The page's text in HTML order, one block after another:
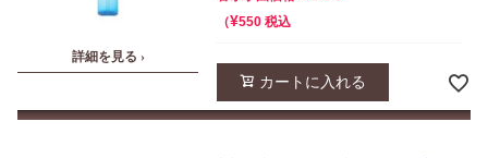
詳細を見る ›
¥550 税込
カートに入れる